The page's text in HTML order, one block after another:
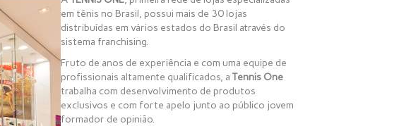
em tênis no Brasil, possui mais de 30 lojas
distribuídas em vários estados do Brasil através do
sistema franchising.
Fruto de anos de experiência e com uma equipe de
profissionais altamente qualificados, a Tennis One
trabalha com desenvolvimento de produtos
exclusivos e com forte apelo junto ao público jovem
formador de opinião.